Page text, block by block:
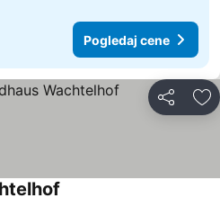
Pogledaj cene
Deli